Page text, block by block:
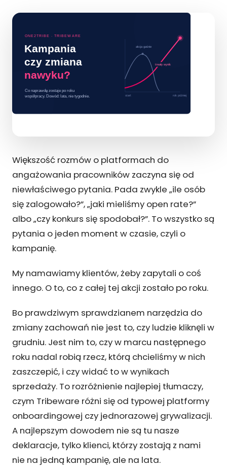
Większość rozmów o platformach do
angażowania pracowników zaczyna się od
niewłaściwego pytania. Pada zwykle „ile osób
się zalogowało?”, „jaki mieliśmy open rate?”
albo „czy konkurs się spodobał?”. To wszystko są
pytania o jeden moment w czasie, czyli o
kampanię.
My namawiamy klientów, żeby zapytali o coś
innego. O to, co z całej tej akcji zostało po roku.
Bo prawdziwym sprawdzianem narzędzia do
zmiany zachowań nie jest to, czy ludzie kliknęli w
grudniu. Jest nim to, czy w marcu następnego
roku nadal robią rzecz, którą chcieliśmy w nich
zaszczepić, i czy widać to w wynikach
sprzedaży. To rozróżnienie najlepiej tłumaczy,
czym Tribeware różni się od typowej platformy
onboardingowej czy jednorazowej grywalizacji.
A najlepszym dowodem nie są tu nasze
deklaracje, tylko klienci, którzy zostają z nami
nie na jedną kampanię, ale na lata.